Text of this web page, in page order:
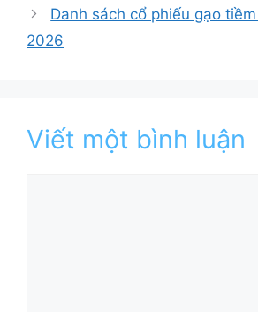
Danh sách cổ phiếu gạo
2026
Viết một bình luận